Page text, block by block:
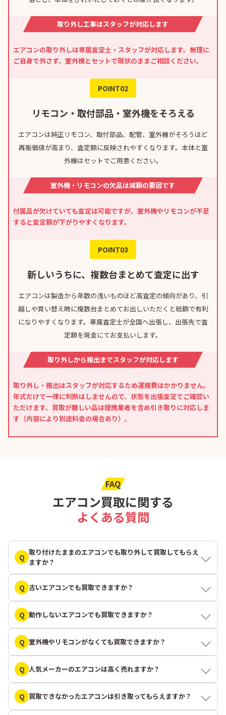
取り外し工事はスタッフが対応します
エアコンの取り外しは専属査定士・スタッフが対応します。無理に
ご自身で外さず、室外機とセットで現状のままご相談ください。
POINT02
リモコン・取付部品・室外機をそろえる
エアコンは純正リモコン、取付部品、配管、室外機がそろうほど
再販価値が高まり、査定額に反映されやすくなります。本体と室
外機はセットでご用意ください。
室外機・リモコンの欠品は減額の要因です
付属品が欠けていても査定は可能ですが、室外機やリモコンが不足
すると査定額が下がりやすくなります。
POINT03
新しいうちに、複数台まとめて査定に出す
エアコンは製造から年数の浅いものほど高査定の傾向があり、引
越しや買い替え時に複数台まとめてお出しいただくと総額で有利
になりやすくなります。専属査定士が全国へ出張し、出張先で査
定額を現金にてお支払いします。
取り外しから搬出までスタッフが対応します
取り外し・搬出はスタッフが対応するため運搬費はかかりません。
年式だけで一律に判断はしませんので、状態を出張査定でご確認い
ただけます。買取が難しい品は提携業者を含め引き取りに対応しま
す（内容により別途料金の場合あり）。
FAQ
エアコン買取に関する
よくある質問
Q
取り付けたままのエアコンでも取り外して買取してもらえ
ますか？
Q 古いエアコンでも買取できますか？
Q 動作しないエアコンでも買取できますか？
Q 室外機やリモコンがなくても買取できますか？
Q 人気メーカーのエアコンは高く売れますか？
Q 買取できなかったエアコンは引き取ってもらえますか？